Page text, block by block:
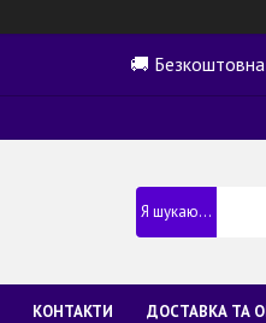
🚚
КОНТАКТИ ДОСТАВКА ТА